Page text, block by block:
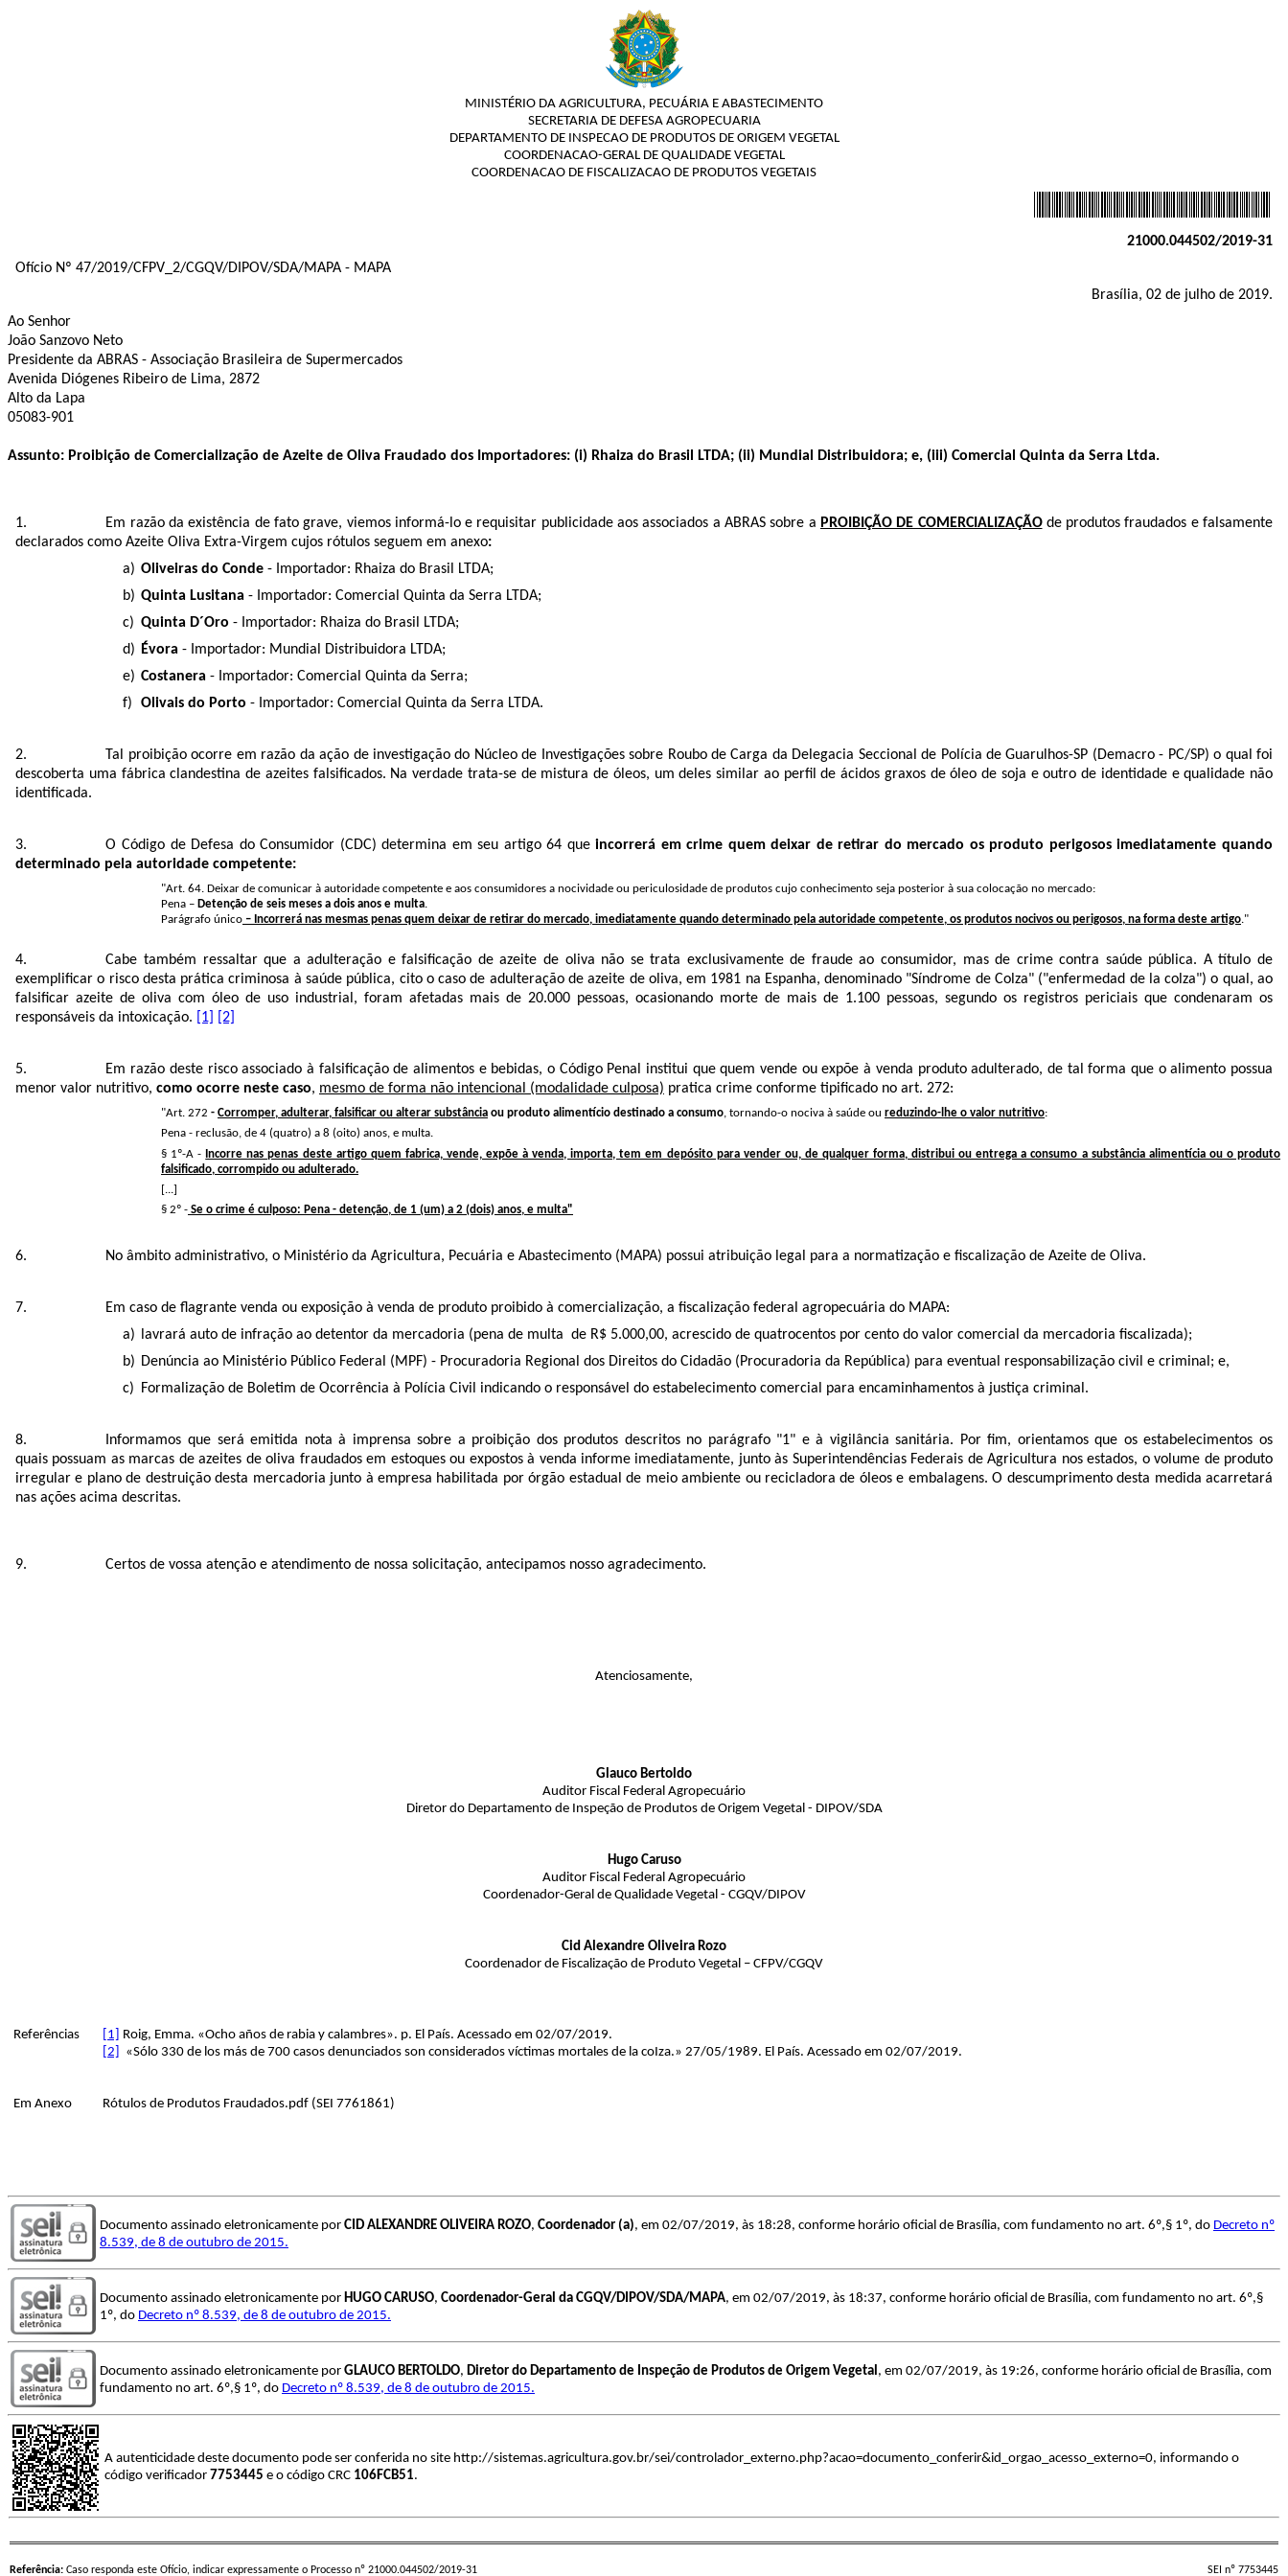
MINISTÉRIO DA AGRICULTURA, PECUÁRIA E ABASTECIMENTO
SECRETARIA DE DEFESA AGROPECUARIA
DEPARTAMENTO DE INSPECAO DE PRODUTOS DE ORIGEM VEGETAL
COORDENACAO-GERAL DE QUALIDADE VEGETAL
COORDENACAO DE FISCALIZACAO DE PRODUTOS VEGETAIS
21000.044502/2019-31
Ofício Nº 47/2019/CFPV_2/CGQV/DIPOV/SDA/MAPA - MAPA
Brasília, 02 de julho de 2019.
Ao Senhor
João Sanzovo Neto
Presidente da ABRAS - Associação Brasileira de Supermercados
Avenida Diógenes Ribeiro de Lima, 2872
Alto da Lapa
05083-901
Assunto: Proibição de Comercialização de Azeite de Oliva Fraudado dos Importadores: (i) Rhaiza do Brasil LTDA; (ii) Mundial Distribuidora; e, (iii) Comercial Quinta da Serra Ltda.
Em razão da existência de fato grave, viemos informá-lo e requisitar publicidade aos associados a ABRAS sobre a PROIBIÇÃO DE COMERCIALIZAÇÃOde produtos fraudados e falsamente
declarados como Azeite Oliva Extra-Virgem cujos rótulos seguem em anexo:
Oliveiras do Conde- Importador: Rhaiza do Brasil LTDA;
Quinta Lusitana - Importador: Comercial Quinta da Serra LTDA;
Quinta D´Oro - Importador: Rhaiza do Brasil LTDA;
Évora - Importador: Mundial Distribuidora LTDA;
Costanera - Importador: Comercial Quinta da Serra;
Olivais do Porto - Importador: Comercial Quinta da Serra LTDA.
Tal proibição ocorre em razão da ação de investigação do Núcleo de Investigações sobre Roubo de Carga da Delegacia Seccional de Polícia de Guarulhos-SP (Demacro - PC/SP) o qual foi
descoberta uma fábrica clandestina de azeites falsificados. Na verdade trata-se de mistura de óleos, um deles similar ao perfil de ácidos graxos de óleo de soja e outro de identidade e qualidade não
identificada.
O Código de Defesa do Consumidor (CDC) determina em seu artigo 64 queincorrerá em crime quem deixar de retirar do mercado os produto perigosos imediatamente quando
determinado pela autoridade competente:
"Art. 64. Deixar de comunicar à autoridade competente e aos consumidores a nocividade ou periculosidade de produtos cujo conhecimento seja posterior à sua colocação no mercado:
Pena – Detenção de seis meses a dois anos e multa.
Parágrafo único – Incorrerá nas mesmas penas quem deixar de retirar do mercado, imediatamente quando determinado pela autoridade competente, os produtos nocivos ou perigosos, na forma deste artigo."
Cabe também ressaltar que a adulteração e falsificação de azeite de oliva não se trata exclusivamente de fraude ao consumidor, mas de crime contra saúde pública. A título de
exemplificar o risco desta prática criminosa à saúde pública, cito o caso de adulteração de azeite de oliva, em 1981 na Espanha, denominado "Síndrome de Colza" ("enfermedad de la colza") o qual, ao
falsificar azeite de oliva com óleo de uso industrial, foram afetadas mais de 20.000 pessoas, ocasionando morte de mais de 1.100 pessoas, segundo os registros periciais que condenaram os
responsáveis da intoxicação.
[1] [2]
Em razão deste risco associado à falsificação de alimentos e bebidas, o Código Penal institui que quem vende ou expõe à venda produto adulterado, de tal forma que o alimento possua
menor valor nutritivo, como ocorre neste caso, mesmo de forma não intencional (modalidade culposa) pratica crime conforme tipificado no art. 272:
"Art. 272 - Corromper, adulterar, falsificar ou alterar substância ou produto alimentício destinado a consumo, tornando-o nociva à saúde ou reduzindo-lhe o valor nutritivo:
Pena - reclusão, de 4 (quatro) a 8 (oito) anos, e multa.
§ 1º-A - Incorre nas penas deste artigo quem fabrica, vende, expõe à venda, importa, tem em depósito para vender ou, de qualquer forma, distribui ou entrega a consumo a substância alimentícia ou o produto
falsificado, corrompido ou adulterado.
[...]
§ 2º - Se o crime é culposo: Pena - detenção, de 1 (um) a 2 (dois) anos, e multa"
No âmbito administrativo, o Ministério da Agricultura, Pecuária e Abastecimento (MAPA) possui atribuição legal para a normatização e fiscalização de Azeite de Oliva.
Em caso de flagrante venda ou exposição à venda de produto proibido à comercialização, a fiscalização federal agropecuária do MAPA:
lavrará auto de infração ao detentor da mercadoria (pena de multa de R$ 5.000,00, acrescido de quatrocentos por cento do valor comercial da mercadoria fiscalizada);
Denúncia ao Ministério Público Federal (MPF) - Procuradoria Regional dos Direitos do Cidadão (Procuradoria da República) para eventual responsabilização civil e criminal; e,
Formalização de Boletim de Ocorrência à Polícia Civil indicando o responsável do estabelecimento comercial para encaminhamentos à justiça criminal.
Informamos que será emitida nota à imprensa sobre a proibição dos produtos descritos no parágrafo "1" e à vigilância sanitária. Por fim, orientamos que os estabelecimentos os
quais possuam as marcas de azeites de oliva fraudados em estoques ou expostos à venda informe imediatamente, junto às Superintendências Federais de Agricultura nos estados, o volume de produto
irregular e plano de destruição desta mercadoria junto à empresa habilitada por órgão estadual de meio ambiente ou recicladora de óleos e embalagens. O descumprimento desta medida acarretará
nas ações acima descritas.
Certos de vossa atenção e atendimento de nossa solicitação, antecipamos nosso agradecimento.
Atenciosamente,
Glauco Bertoldo
Auditor Fiscal Federal Agropecuário
Diretor do Departamento de Inspeção de Produtos de Origem Vegetal - DIPOV/SDA
Hugo Caruso
Auditor Fiscal Federal Agropecuário
Coordenador-Geral de Qualidade Vegetal - CGQV/DIPOV
Cid Alexandre Oliveira Rozo
Coordenador de Fiscalização de Produto Vegetal – CFPV/CGQV
Referências
Em Anexo
[1]
Roig, Emma. «Ocho años de rabia y calambres». p. El País. Acessado em 02/07/2019.
[2]
«Sólo 330 de los más de 700 casos denunciados son considerados víctimas mortales de la coIza.» 27/05/1989. El País. Acessado em 02/07/2019.
Rótulos de Produtos Fraudados.pdf (SEI 7761861)
Documento assinado eletronicamente por CID ALEXANDRE OLIVEIRA ROZO, Coordenador (a), em 02/07/2019, às 18:28, conforme horário oficial de Brasília, com fundamento no art. 6º,§ 1º, do Decreto nº
8.539, de 8 de outubro de 2015.
Documento assinado eletronicamente por HUGO CARUSO, Coordenador-Geral da CGQV/DIPOV/SDA/MAPA, em 02/07/2019, às 18:37, conforme horário oficial de Brasília, com fundamento no art. 6º,§
1º, do Decreto nº 8.539, de 8 de outubro de 2015.
Documento assinado eletronicamente por GLAUCO BERTOLDO, Diretor do Departamento de Inspeção de Produtos de Origem Vegetal , em 02/07/2019, às 19:26, conforme horário oficial de Brasília, com
fundamento no art. 6º,§ 1º, do Decreto nº 8.539, de 8 de outubro de 2015.
A autenticidade deste documento pode ser conferida no site http://sistemas.agricultura.gov.br/sei/controlador_externo.php?acao=documento_conferir&id_orgao_acesso_externo=0, informando o
código verificador 7753445 e o código CRC 106FCB51.
Referência: Caso responda este Ofício, indicar expressamente o Processo nº 21000.044502/2019-31 SEI nº 7753445